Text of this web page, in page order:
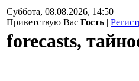
Суббота, 08.08.2026, 14:50
Приветствую Вас Гость |
forecasts,